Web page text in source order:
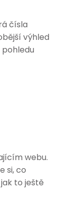
čísla
výhled
webu.
si, co
to ještě